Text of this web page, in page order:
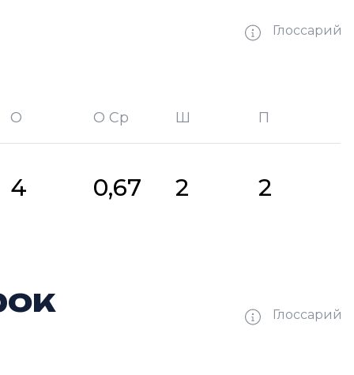
Глоссарий
О О Ср Ш П
4 0,67 2 2
Глоссарий